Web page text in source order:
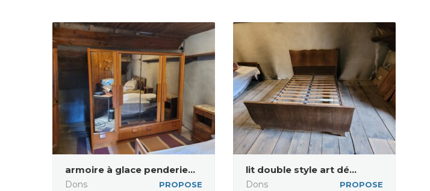
armoire à glace penderie...
Dons PROPOSE
lit double style art dé...
Dons PROPOSE